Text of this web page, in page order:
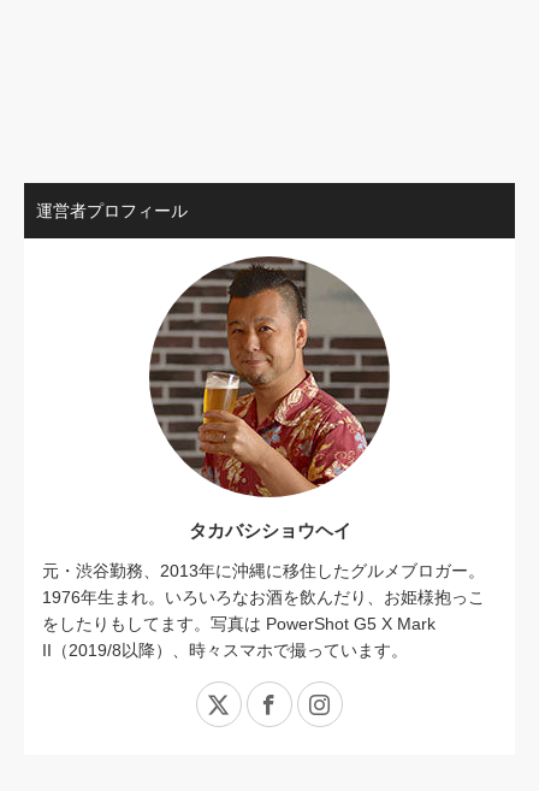
運営者プロフィール
タカバシショウヘイ
元・渋谷勤務、2013年に沖縄に移住したグルメブロガー。
1976年生まれ。いろいろなお酒を飲んだり、お姫様抱っこ
をしたりもしてます。写真は PowerShot G5 X Mark
II（2019/8以降）、時々スマホで撮っています。
X FacebookInstagram